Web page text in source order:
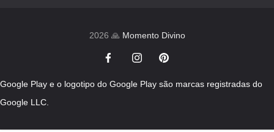
2026 🙏 Momento Divino
Google Play e o logotipo do Google Play são marcas registradas do
Google LLC.